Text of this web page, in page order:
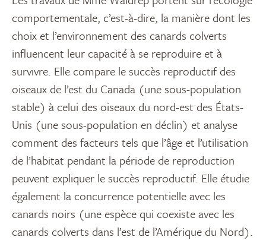
comportementale, c’est-à-dire, la manière dont les
choix et l’environnement des canards colverts
influencent leur capacité à se reproduire et à
survivre. Elle compare le succès reproductif des
oiseaux de l’est du Canada (une sous-population
stable) à celui des oiseaux du nord-est des États-
Unis (une sous-population en déclin) et analyse
comment des facteurs tels que l’âge et l’utilisation
de l’habitat pendant la période de reproduction
peuvent expliquer le succès reproductif. Elle étudie
également la concurrence potentielle avec les
canards noirs (une espèce qui coexiste avec les
canards colverts dans l’est de l’Amérique du Nord).